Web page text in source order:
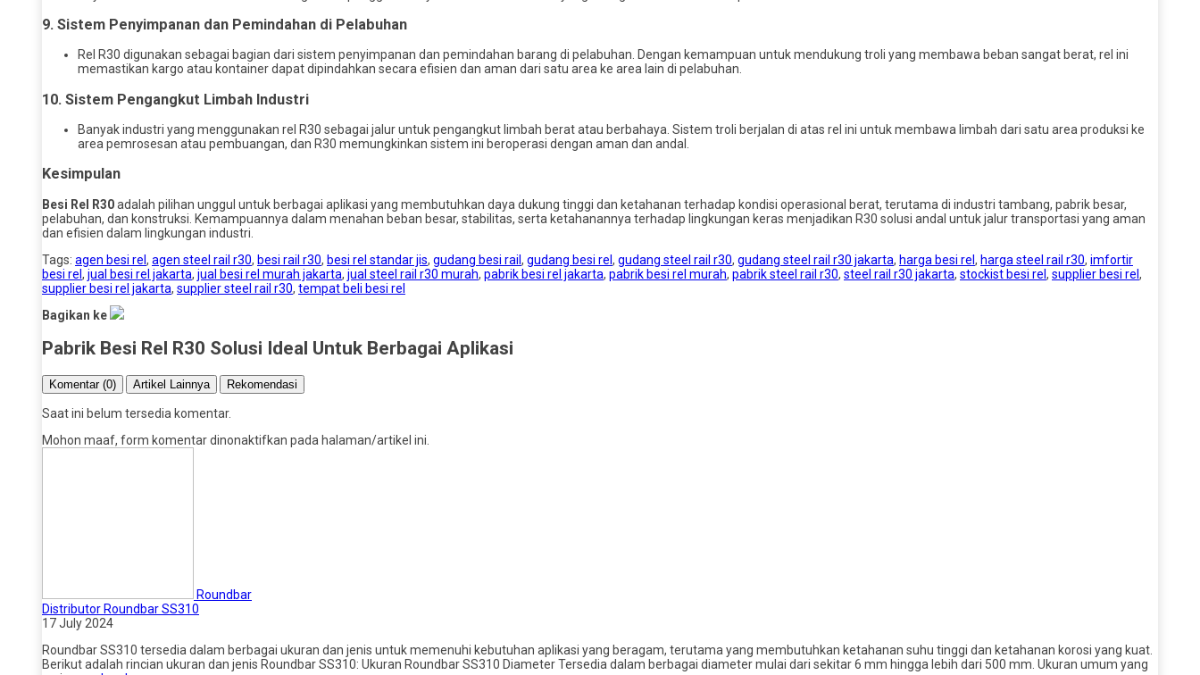
9. Sistem Penyimpanan dan Pemindahan di Pelabuhan
Rel R30 digunakan sebagai bagian dari sistem penyimpanan dan pemindahan barang di pelabuhan. Dengan kemampuan untuk mendukung troli yang membawa beban sangat berat, rel ini
memastikan kargo atau kontainer dapat dipindahkan secara efisien dan aman dari satu area ke area lain di pelabuhan.
10. Sistem Pengangkut Limbah Industri
Banyak industri yang menggunakan rel R30 sebagai jalur untuk pengangkut limbah berat atau berbahaya. Sistem troli berjalan di atas rel ini untuk membawa limbah dari satu area produksi ke
area pemrosesan atau pembuangan, dan R30 memungkinkan sistem ini beroperasi dengan aman dan andal.
Kesimpulan
Besi Rel R30adalah pilihan unggul untuk berbagai aplikasi yang membutuhkan daya dukung tinggi dan ketahanan terhadap kondisi operasional berat, terutama di industri tambang, pabrik besar,
pelabuhan, dan konstruksi. Kemampuannya dalam menahan beban besar, stabilitas, serta ketahanannya terhadap lingkungan keras menjadikan R30 solusi andal untuk jalur transportasi yang aman
dan efisien dalam lingkungan industri.
Tags: agen besi rel , agen steel rail r30, besi rail r30, besi rel standar jis, gudang besi rail , gudang besi rel , gudang steel rail r30, gudang steel rail r30 jakarta, harga besi rel , harga steel rail r30, imfortir
besi rel , jual besi rel jakarta, jual besi rel murah jakarta, jual steel rail r30 murah, pabrik besi rel jakarta, pabrik besi rel murah, pabrik steel rail r30, steel rail r30 jakarta, stockist besi rel , supplier besi rel ,
supplier besi rel jakarta, supplier steel rail r30, tempat beli besi rel
Bagikan ke
Pabrik Besi Rel R30 Solusi Ideal Untuk Berbagai Aplikasi
Komentar (0) Artikel Lainnya Rekomendasi
Saat ini belum tersedia komentar.
Mohon maaf, form komentar dinonaktifkan pada halaman/artikel ini.
Roundbar
Distributor Roundbar SS310
17 July 2024
Roundbar SS310 tersedia dalam berbagai ukuran dan jenis untuk memenuhi kebutuhan aplikasi yang beragam, terutama yang membutuhkan ketahanan suhu tinggi dan ketahanan korosi yang kuat.
Berikut adalah rincian ukuran dan jenis Roundbar SS310: Ukuran Roundbar SS310 Diameter Tersedia dalam berbagai diameter mulai dari sekitar 6 mm hingga lebih dari 500 mm. Ukuran umum yang